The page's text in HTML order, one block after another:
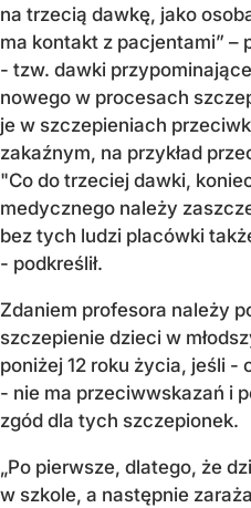
na trzecią dawkę, jako
ma kontakt z pacjentami” –
- tzw. dawki
nowego w procesach
je w szczepieniach
zakaźnym, na przykład
"Co do trzeciej dawki,
medycznego należy
bez tych ludzi placówki
- podkreślił.
Zdaniem profesora należy
szczepienie dzieci w
poniżej 12 roku życia, jeśli -
- nie ma przeciwwskazań i
zgód dla tych szczepionek.
„Po pierwsze, dlatego, że
w szkole, a następnie